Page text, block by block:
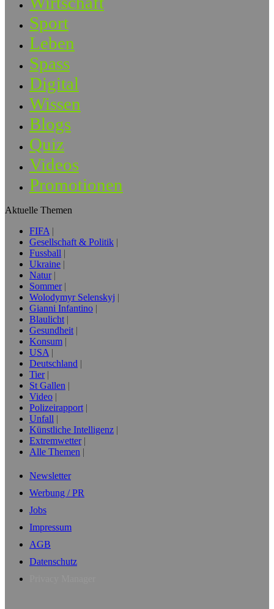
Sport
Leben
Spass
Digital
Wissen
Blogs
Quiz
Videos
Promotionen
Aktuelle Themen
FIFA
Gesellschaft & Politik
Fussball
Ukraine
Natur
Sommer
Wolodymyr Selenskyj
Gianni Infantino
Blaulicht
Gesundheit
Konsum
USA
Deutschland
Tier
St Gallen
Video
Polizeirapport
Unfall
Künstliche Intelligenz
Extremwetter
Alle Themen
Newsletter
Werbung / PR
Jobs
Impressum
AGB
Datenschutz